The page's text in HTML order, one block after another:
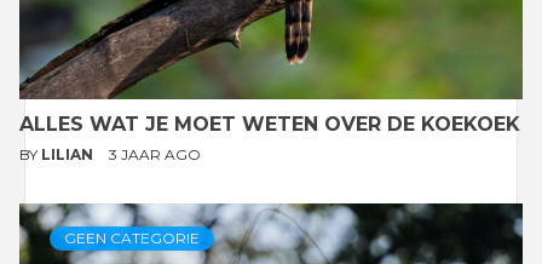
ALLES WAT JE MOET WETEN OVER DE KOEKOEK
BY LILIAN 3 JAAR AGO
GEEN CATEGORIE